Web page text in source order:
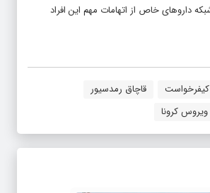
داروهای خاص از اتهامات مهم این افراد
قاچاق رمدسیور
کرونا